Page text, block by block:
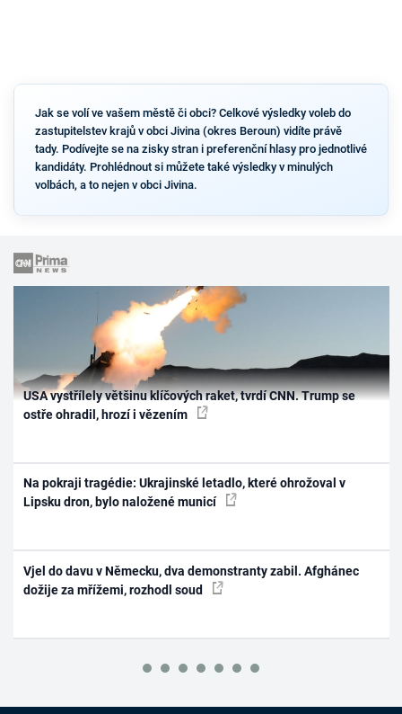
Jak se volí ve vašem městě či obci? Celkové výsledky voleb do
zastupitelstev krajů v obci Jivina (okres Beroun) vidíte právě
tady. Podívejte se na zisky stran i preferenční hlasy pro jednotlivé
kandidáty. Prohlédnout si můžete také výsledky v minulých
volbách, a to nejen v obci Jivina.
USA vystřílely většinu klíčových raket, tvrdí CNN. Trump se
ostře ohradil, hrozí i vězením
Na pokraji tragédie: Ukrajinské letadlo, které ohrožoval v
Lipsku dron, bylo naložené municí
Vjel do davu v Německu, dva demonstranty zabil. Afghánec
dožije za mřížemi, rozhodl soud